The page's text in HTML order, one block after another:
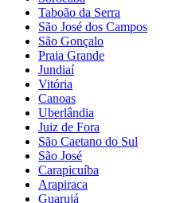
Taboão da Serra
São José dos Campos
São Gonçalo
Praia Grande
Jundiaí
Vitória
Canoas
Uberlândia
Juiz de Fora
São Caetano do Sul
São José
Carapicuíba
Arapiraca
Guarujá